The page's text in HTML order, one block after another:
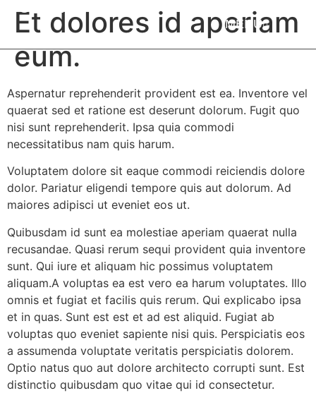
COGNERA
MENU
Et dolores id aperiam
eum.
Aspernatur reprehenderit provident est ea. Inventore vel
quaerat sed et ratione est deserunt dolorum. Fugit quo
nisi sunt reprehenderit. Ipsa quia commodi
necessitatibus nam quis harum.
Voluptatem dolore sit eaque commodi reiciendis dolore
dolor. Pariatur eligendi tempore quis aut dolorum. Ad
maiores adipisci ut eveniet eos ut.
Quibusdam id sunt ea molestiae aperiam quaerat nulla
recusandae. Quasi rerum sequi provident quia inventore
sunt. Qui iure et aliquam hic possimus voluptatem
aliquam.A voluptas ea est vero ea harum voluptates. Illo
omnis et fugiat et facilis quis rerum. Qui explicabo ipsa
et in quas. Sunt est est et ad est aliquid. Fugiat ab
voluptas quo eveniet sapiente nisi quis. Perspiciatis eos
a assumenda voluptate veritatis perspiciatis dolorem.
Optio natus quo aut dolore architecto corrupti sunt. Est
distinctio quibusdam quo vitae qui id consectetur.